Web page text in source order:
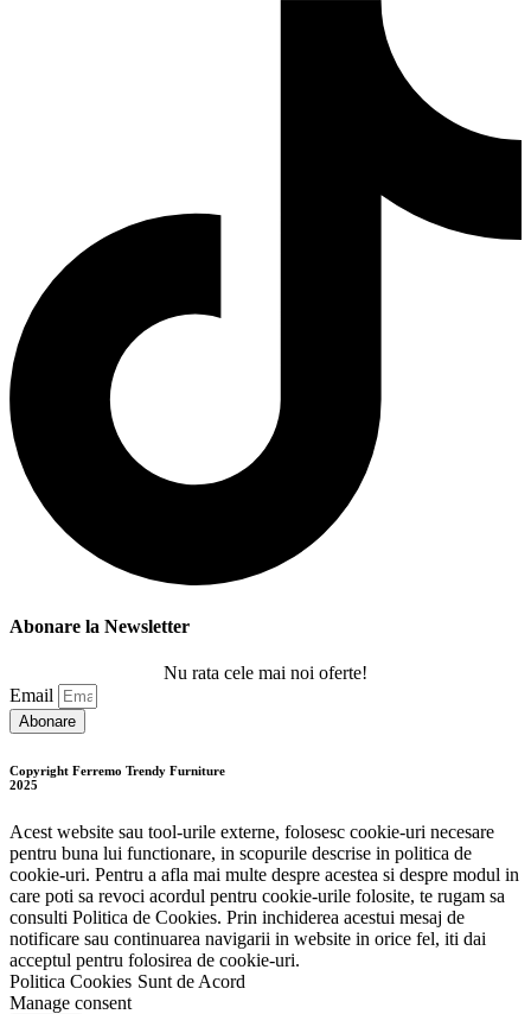
Abonare la Newsletter
Nu rata cele mai noi oferte!
Email
Abonare
Copyright Ferremo Trendy Furniture
2025
Acest website sau tool-urile externe, folosesc cookie-uri necesare
pentru buna lui functionare, in scopurile descrise in politica de
cookie-uri. Pentru a afla mai multe despre acestea si despre modul in
care poti sa revoci acordul pentru cookie-urile folosite, te rugam sa
consulti Politica de Cookies. Prin inchiderea acestui mesaj de
notificare sau continuarea navigarii in website in orice fel, iti dai
acceptul pentru folosirea de cookie-uri.
Politica Cookies Sunt de Acord
Manage consent